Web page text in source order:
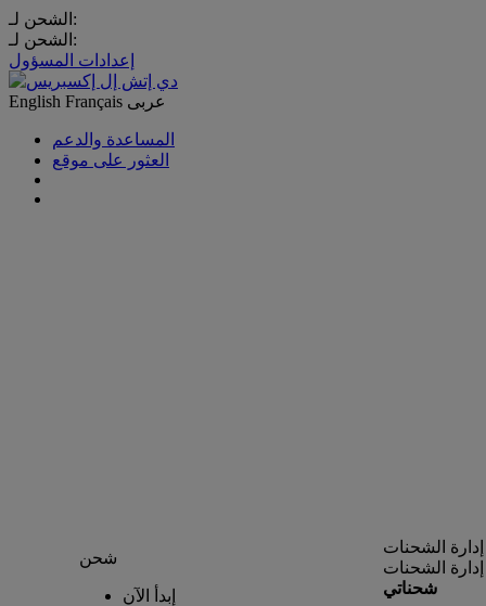
الشحن لـ:
الشحن لـ:
إعدادات المسؤول
English Français عربى
المساعدة والدعم
العثور على موقع
شحن
إبدأ الآن
إدارة الشحنات
إدارة الشحنات
شحناتي